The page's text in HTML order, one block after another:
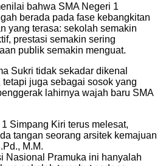
bahwa SMA Negeri 1
berada pada fase kebangkitan
yang terasa: sekolah semakin
prestasi semakin sering
publik semakin menguat.
Sukri tidak sekadar dikenal
juga sebagai sosok yang
lahirnya wajah baru SMA
Simpang Kiri terus melesat,
tangan seorang arsitek kemajuan
M.M.
Nasional Pramuka ini hanyalah